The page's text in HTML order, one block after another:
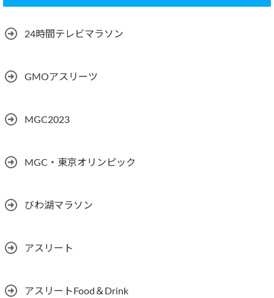
24時間テレビマラソン
GMOアスリーツ
MGC2023
MGC・東京オリンピック
びわ湖マラソン
アスリート
アスリートFood＆Drink